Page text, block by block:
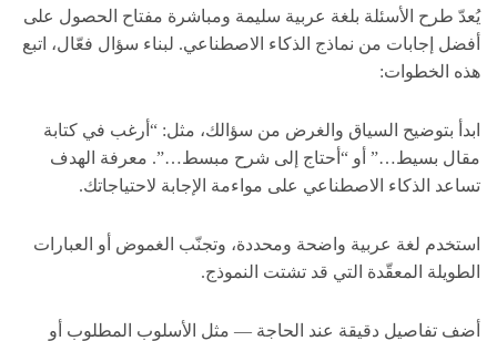
يُعدّ طرح الأسئلة بلغة عربية سليمة ومباشرة مفتاح الحصول على
أفضل إجابات من نماذج الذكاء الاصطناعي. لبناء سؤال فعّال، اتبع
هذه الخطوات:
ابدأ بتوضيح السياق والغرض من سؤالك، مثل: “أرغب في كتابة
مقال بسيط…” أو “أحتاج إلى شرح مبسط…”. معرفة الهدف
تساعد الذكاء الاصطناعي على مواءمة الإجابة لاحتياجاتك.
استخدم لغة عربية واضحة ومحددة، وتجنّب الغموض أو العبارات
الطويلة المعقّدة التي قد تشتت النموذج.
أضف تفاصيل دقيقة عند الحاجة — مثل الأسلوب المطلوب أو